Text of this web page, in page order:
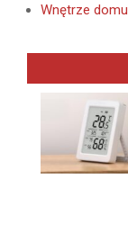
Wnętrze domu